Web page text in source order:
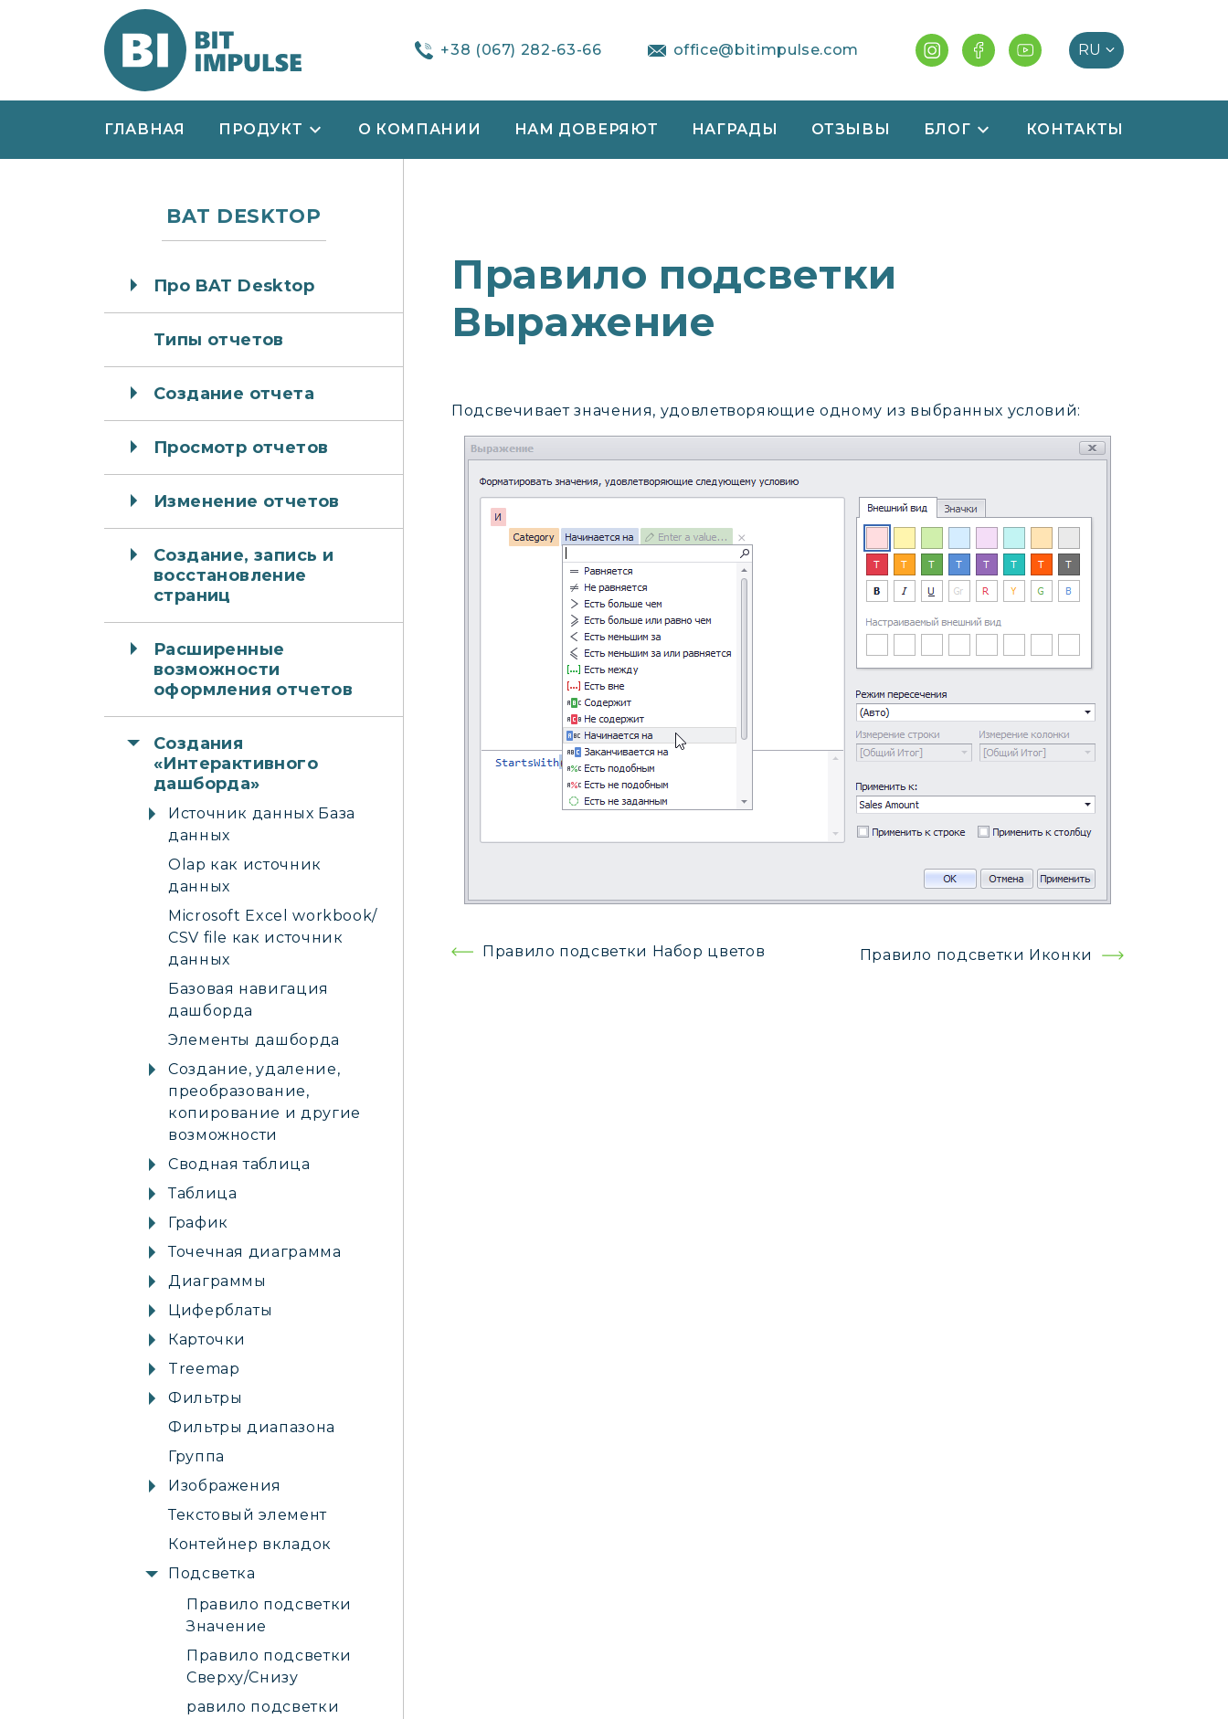
+38 (067) 282-63-66 office@bitimpulse.com
ГЛАВНАЯ ПРОДУКТ О КОМПАНИИ НАМ ДОВЕРЯЮТ НАГРАДЫ ОТЗЫВЫ БЛОГ КОНТАКТЫ
Правило подсветки
Выражение
Подсвечивает значения, удовлетворяющие одному из выбранных условий:
Навигация
Правило подсветки Набор цветов Правило подсветки Иконки
BAT DESKTOP
Про BAT Desktop
Типы отчетов
Создание отчета
Просмотр отчетов
Изменение отчетов
Создание, запись и
восстановление
страниц
Расширенные
возможности
оформления отчетов
Создания
«Интерактивного
дашборда»
Источник данных База
данных
Olap как источник
данных
Microsoft Excel workbook/
CSV file как источник
данных
Базовая навигация
дашборда
Элементы дашборда
Создание, удаление,
преобразование,
копирование и другие
возможности
Сводная таблица
Таблица
График
Точечная диаграмма
Диаграммы
Циферблаты
Карточки
Treemap
Фильтры
Фильтры диапазона
Группа
Изображения
Текстовый элемент
Контейнер вкладок
Подсветка
Правило подсветки
Значение
Правило подсветки
Сверху/Снизу
равило подсветки